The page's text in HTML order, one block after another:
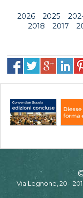
2026 2025
2018
2017
Via Legnone, 20 -